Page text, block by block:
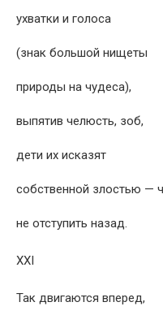
ухватки и голоса
(знак большой нищеты
природы на чудеса),
выпятив челюсть, зоб,
дети их исказят
собственной злостью —
не отступить назад.
XXI
Так двигаются вперед,